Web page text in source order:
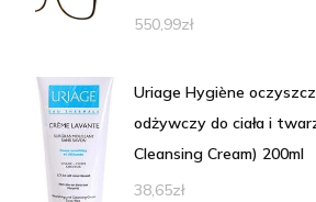
550,99zł
Uriage Hygiène
odżywczy do ciała i
Cleansing Cream) 200ml
38,65zł